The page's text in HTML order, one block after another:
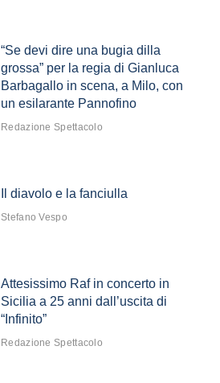
“Se devi dire una bugia dilla
grossa” per la regia di Gianluca
Barbagallo in scena, a Milo, con
un esilarante Pannofino
Redazione Spettacolo
Il diavolo e la fanciulla
Stefano Vespo
Attesissimo Raf in concerto in
Sicilia a 25 anni dall’uscita di
“Infinito”
Redazione Spettacolo